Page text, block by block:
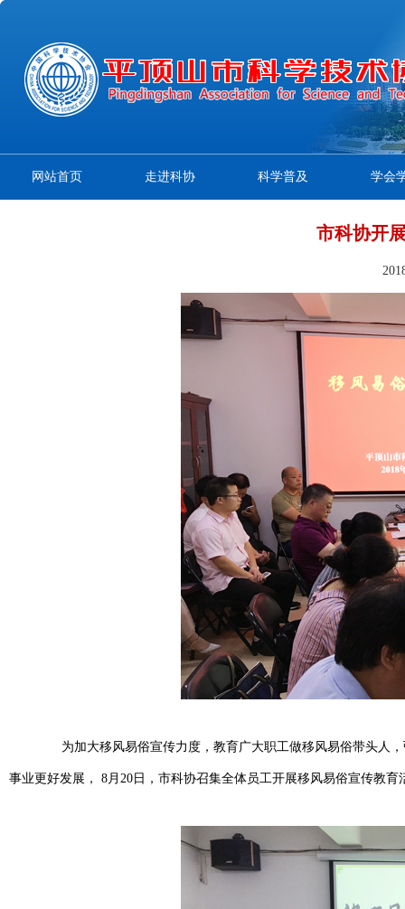
网站首页 走进科协 科学普及 学会
市科协开
为加大移风易俗宣传力度，教育广大职工做移风易俗带头人，
事业更好发展， 8月20日，市科协召集全体员工开展移风易俗宣传教育